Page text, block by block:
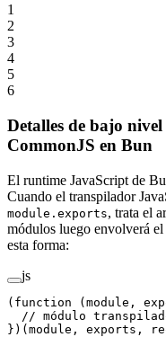
1
2
3
4
5
6
Detalles de bajo
CommonJS en Bun
El runtime JavaScript de
Cuando el transpilador
module.exports, trata el
módulos luego envolverá
esta forma:
js
( function ( module ,
// módulo
})( module , exports ,